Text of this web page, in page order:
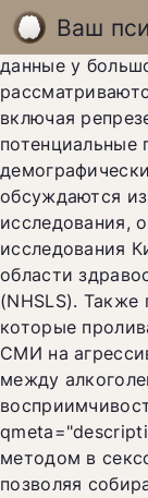
Опросы
данные у
включая
потенциальные
обсуждаются
исследования,
исследования
области
(NHSLS). Также
которые
СМИ на
между
методом в
позволяя
Ваш